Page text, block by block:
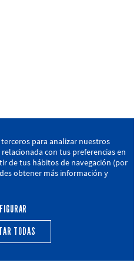
Bizkaia
ACTUALIDAD
para analizar nuestros
con tus preferencias en
de tus hábitos de navegación (por
obtener más información y
TODAS